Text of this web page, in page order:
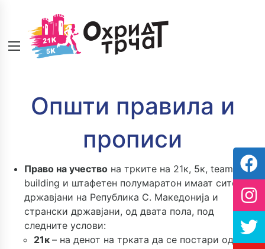
Општи правила и
прописи
Право на учество на трките на 21к, 5к, team
building и штафетен полумаратон имаат сите
државјани на Република С. Македонија и
странски државјани, од двата пола, под
следните услови:
21к – на денот на трката да се постари од 18